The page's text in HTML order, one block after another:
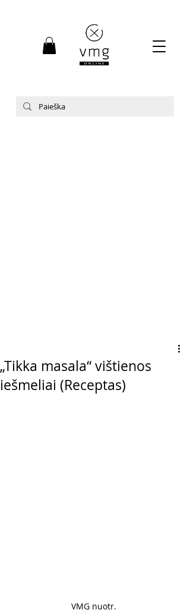
„Tikka masala“ vištienos
iešmeliai (Receptas)
VMG nuotr.